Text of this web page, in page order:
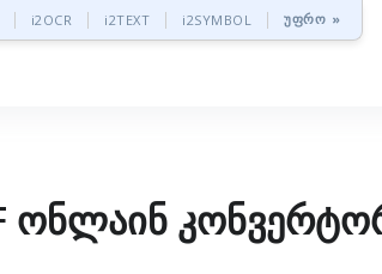
i2OCR i2TEXT i2SYMBOL უფრო »
ონლაინ